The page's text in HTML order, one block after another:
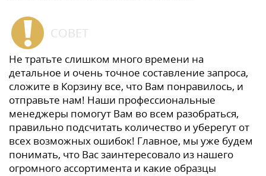
СОВЕТ
Не тратьте слишком много времени на
детальное и очень точное составление запроса,
сложите в Корзину все, что Вам понравилось, и
отправьте нам! Наши профессиональные
менеджеры помогут Вам во всем разобраться,
правильно подсчитать количество и уберегут от
всех возможных ошибок! Главное, мы уже будем
понимать, что Вас заинтересовало из нашего
огромного ассортимента и какие образцы